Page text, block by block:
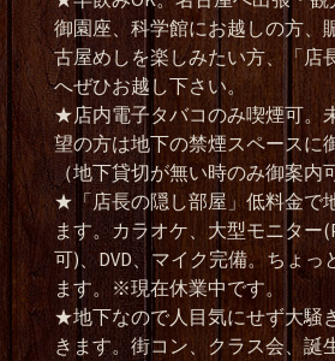
御園座、科学館にお越しの方、
古屋めしを楽しみたい方、「店
へぜひお越し下さい。
★店内電子タバコのみ喫煙可。
望の方は地下の禁煙スペースに
（地下貸切が無い時のみ御案内
★「店長の隠し部屋」低料金で
ます。カラオケ、大型モニター
可)、DVD、マイク完備。ちょっ
ます。※現在休業中です。
★地下なので人目気にせず大騒
きます。街コン、クラス会、誕